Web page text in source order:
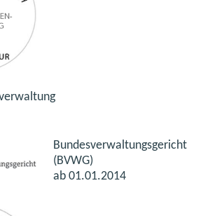
Bundesverwaltungsgericht
(BVWG)
ab 01.01.2014